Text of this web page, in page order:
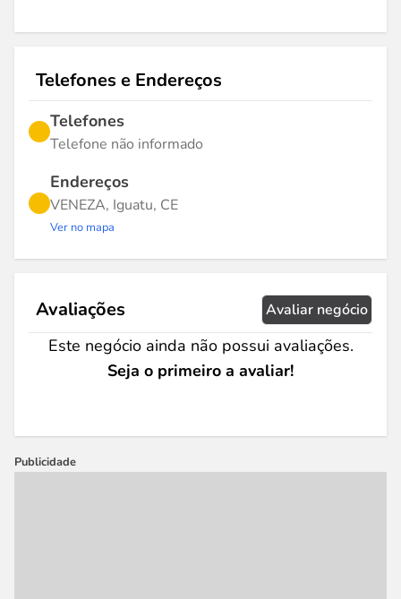
Telefones e Endereços
Telefones
Telefone não informado
Endereços
VENEZA, Iguatu, CE
Ver no mapa
Avaliações Avaliar negócio
Este negócio ainda não possui avaliações.
Seja o primeiro a avaliar!
Publicidade